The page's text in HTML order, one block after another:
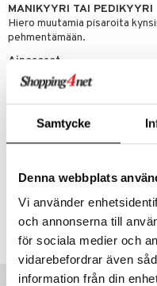
Samtycke
Denna webbplats
Vi använder
och annonserna till
för sociala medier och
vidarebefordrar även
information från din
MANIKYYRI TAI PEDIKYYRI
Hiero muutamia pisaroita
pehmentämään.
Ainesosat
Cyclopentasiloxane,
Tocopherol, Glycine Soja
Salicylate, Limonene. [G01]
Tuotenumero
CPL31-P6-50-XX-XX
Huulten Hoito
Happy
Happy For Men
Miehille
& Ihonpuhdistus